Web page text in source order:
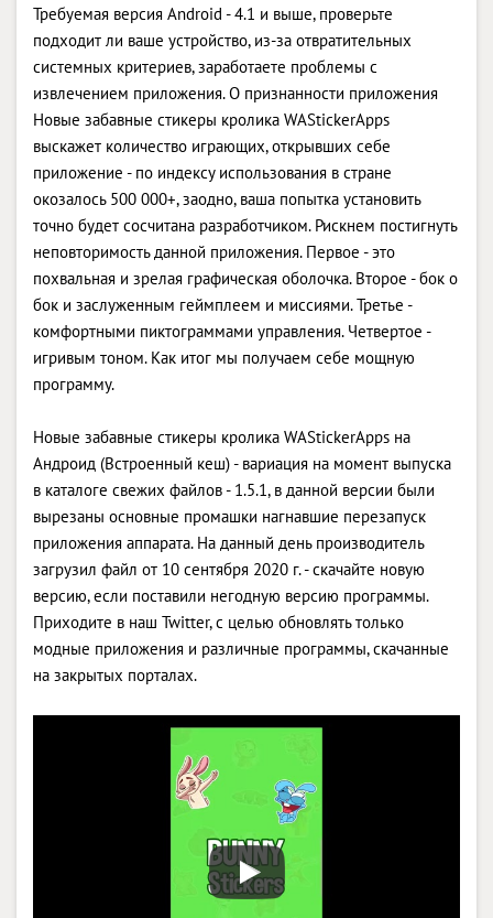
Требуемая версия Android - 4.1 и выше, проверьте
подходит ли ваше устройство, из-за отвратительных
системных критериев, заработаете проблемы с
извлечением приложения. О признанности приложения
Новые забавные стикеры кролика WAStickerApps
выскажет количество играющих, открывших себе
приложение - по индексу использования в стране
окозалось 500 000+, заодно, ваша попытка установить
точно будет сосчитана разработчиком. Рискнем постигнуть
неповторимость данной приложения. Первое - это
похвальная и зрелая графическая оболочка. Второе - бок о
бок и заслуженным геймплеем и миссиями. Третье -
комфортными пиктограммами управления. Четвертое -
игривым тоном. Как итог мы получаем себе мощную
программу.
Новые забавные стикеры кролика WAStickerApps на
Андроид (Встроенный кеш) - вариация на момент выпуска
в каталоге свежих файлов - 1.5.1, в данной версии были
вырезаны основные промашки нагнавшие перезапуск
приложения аппарата. На данный день производитель
загрузил файл от 10 сентября 2020 г. - скачайте новую
версию, если поставили негодную версию программы.
Приходите в наш Twitter, с целью обновлять только
модные приложения и различные программы, скачанные
на закрытых порталах.